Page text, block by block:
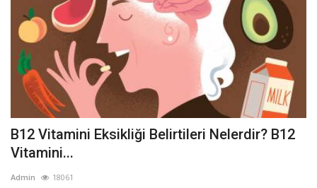
B12 Vitamini Eksikliği Belirtileri Nelerdir? B12
Vitamini...
Admin 18061